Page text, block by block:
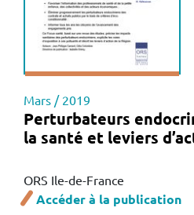
Mars / 2019
Perturbateurs
la santé et leviers
ORS Ile-de-France
Accéder à la publication